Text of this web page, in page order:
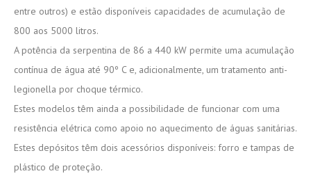
entre outros) e estão disponíveis capacidades de acumulação de
800 aos 5000 litros.
A potência da serpentina de 86 a 440 kW permite uma acumulação
contínua de água até 90º C e, adicionalmente, um tratamento anti-
legionella por choque térmico.
Estes modelos têm ainda a possibilidade de funcionar com uma
resistência elétrica como apoio no aquecimento de águas sanitárias.
Estes depósitos têm dois acessórios disponíveis: forro e tampas de
plástico de proteção.